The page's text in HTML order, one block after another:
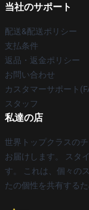
当社のサポート
配送&配送ポリシー
支払条件
返品・返金ポリシー
お問い合わせ
カスタマーサポート
スタッフ
私達の店
世界トップクラスの
お届けします。 スタ
す。 これは、個々の
たの個性を共有するた